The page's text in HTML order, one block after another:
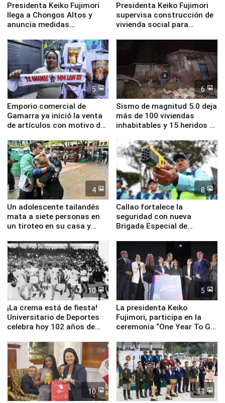
Presidenta Keiko Fujimori
llega a Chongos Altos y
anuncia medidas
educación, salud y empleo
Presidenta Keiko Fujimori
supervisa construcción de
vivienda social para
5
Emporio comercial de
Gamarra ya inició la venta
de artículos con motivo de
6
Sismo de magnitud 5.0 deja
más de 100 viviendas
inhabitables y 15 heridos en
4
Un adolescente tailandés
mata a siete personas en
un tiroteo en su casa y
8
Callao fortalece la
seguridad con nueva
Brigada Especial de
equipamiento para
Serenazgo
10
¡La crema está de fiesta!
Universitario de Deportes
celebra hoy 102 años de
5
La presidenta Keiko
Fujimori, participa en la
ceremonia “One Year To Go
10 11